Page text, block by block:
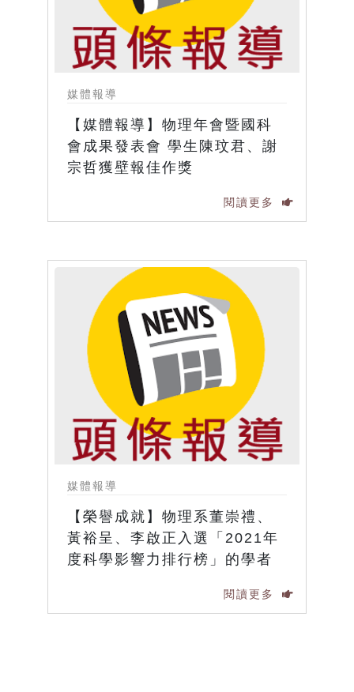
媒體報導
【媒體報導】物理年會暨國科
會成果發表會 學生陳玟君、謝
宗哲獲壁報佳作獎
閱讀更多
媒體報導
【榮譽成就】物理系董崇禮、
黃裕呈、李啟正入選「2021年
度科學影響力排行榜」的學者
閱讀更多